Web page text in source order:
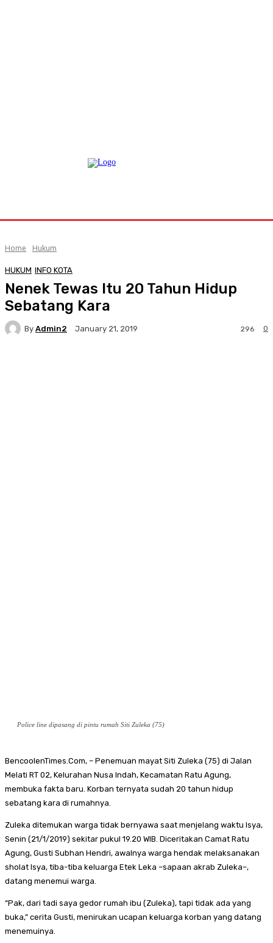
Home Hukum
HUKUM INFO KOTA
Nenek Tewas Itu 20 Tahun Hidup
Sebatang Kara
By Admin2 January 21, 2019 0
296
Police line dipasang di pintu rumah Siti Zuleka (75)
BencoolenTimes.Com, – Penemuan mayat Siti Zuleka (75) di Jalan
Melati RT 02, Kelurahan Nusa Indah, Kecamatan Ratu Agung,
membuka fakta baru. Korban ternyata sudah 20 tahun hidup
sebatang kara di rumahnya.
Zuleka ditemukan warga tidak bernyawa saat menjelang waktu Isya,
Senin (21/1/2019) sekitar pukul 19.20 WIB. Diceritakan Camat Ratu
Agung, Gusti Subhan Hendri, awalnya warga hendak melaksanakan
sholat Isya, tiba-tiba keluarga Etek Leka –sapaan akrab Zuleka–,
datang menemui warga.
“Pak, dari tadi saya gedor rumah ibu (Zuleka), tapi tidak ada yang
buka,” cerita Gusti, menirukan ucapan keluarga korban yang datang
menemuinya.